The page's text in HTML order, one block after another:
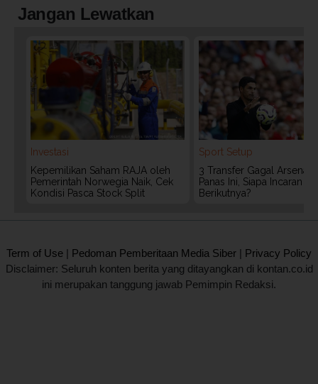
Jangan Lewatkan
Investasi
Kepemilikan Saham RAJA oleh
Pemerintah Norwegia Naik, Cek
Kondisi Pasca Stock Split
Sport Setup
3 Transfer Gagal Arsenal
Panas Ini, Siapa Incaran
Berikutnya?
Term of Use | Pedoman Pemberitaan Media Siber | Privacy Policy
Disclaimer: Seluruh konten berita yang ditayangkan di kontan.co.id
ini merupakan tanggung jawab Pemimpin Redaksi.